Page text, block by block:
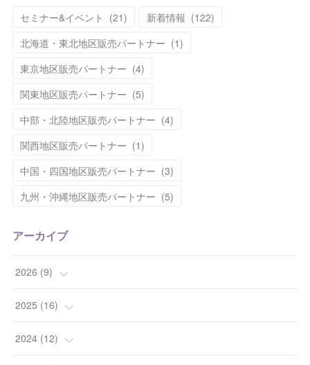
セミナー&イベント (21) 新着情報 (122)
北海道・東北地区販売パートナー (1)
東京地区販売パートナー (4)
関東地区販売パートナー (5)
中部・北陸地区販売パートナー (4)
関西地区販売パートナー (1)
中国・四国地区販売パートナー (3)
九州・沖縄地区販売パートナー (5)
アーカイブ
2026 (9)
(1)
( 2)
2025 (16)
( 2)
2024 (12)